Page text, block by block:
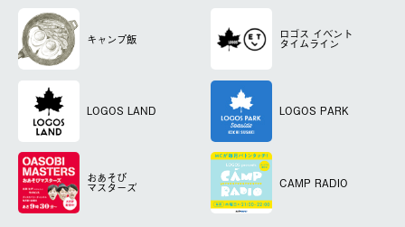
キャンプ飯 ロゴス イベント
タイムライン
LOGOS LAND LOGOS PARK
おあそび
マスターズ CAMP RADIO